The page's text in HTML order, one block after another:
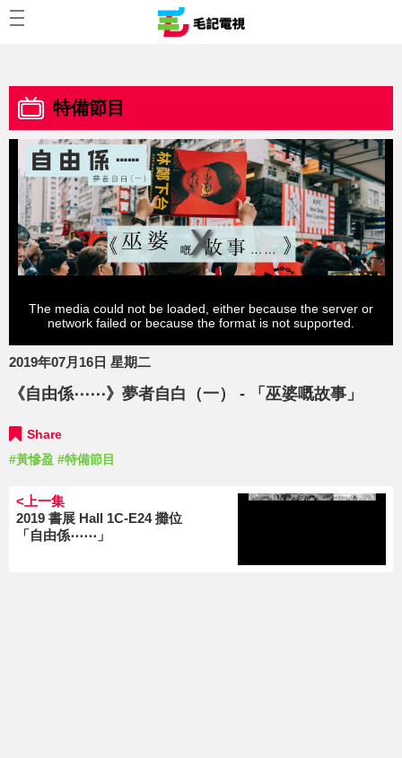
特備節目
The media could not be loaded, either because the server or
network failed or because the format is not supported.
2019年07月16日 星期二
《自由係⋯⋯》夢者自白（一） - 「巫婆嘅故事」
Share
#黃慘盈 #特備節目
<上一集
2019 書展 Hall 1C-E24 攤位
「自由係⋯⋯」